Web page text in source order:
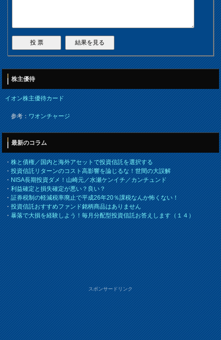
株主優待
イオン株主優待カード
参考：ワオンチャージ
最新のコラム
・株と債権／国内と海外アセットで投資信託を選択する
・投資信託リターンのコスト高影響を論じるな！世間の大誤解
・NISA長期投資ダメ！山崎元／水瀬ケンイチ／カンチュンド
・利益確定と損失確定が悪い？良い？
・証券税制の軽減税率廃止で平成26年20％課税なんか怖くない！
・投資信託おすすめファンド銘柄商品はありません
・暴落で大損を経験しよう！毎月分配型投資信託お答えします（１４）
スポンサードリンク